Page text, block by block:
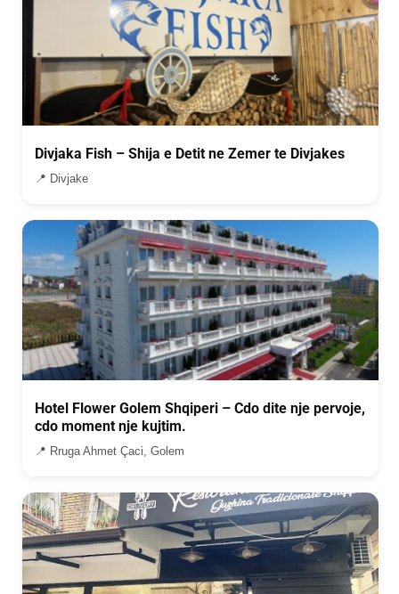
Divjaka Fish – Shija e Detit ne Zemer te Divjakes
📍 Divjake
Hotel Flower Golem Shqiperi – Cdo dite nje pervoje,
cdo moment nje kujtim.
📍 Rruga Ahmet Çaci, Golem